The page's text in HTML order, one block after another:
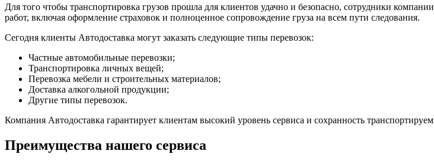
Для того чтобы транспортировка грузов прошла для клиентов удачно и безопасно, сотрудники
работ, включая оформление страховок и полноценное сопровождение груза на всем пути следования.
Сегодня клиенты Автодоставка могут заказать следующие типы перевозок:
Частные автомобильные перевозки;
Транспортировка личных вещей;
Перевозка мебели и строительных материалов;
Доставка алкогольной продукции;
Другие типы перевозок.
Компания Автодоставка гарантирует клиентам высокий уровень сервиса и сохранность
Преимущества нашего сервиса